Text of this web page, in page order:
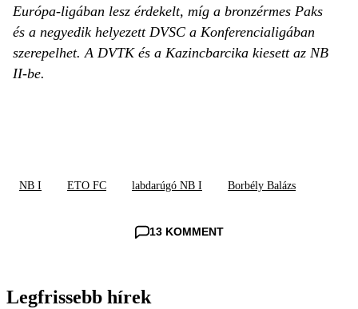
Európa-ligában lesz érdekelt, míg a bronzérmes Paks
és a negyedik helyezett DVSC a Konferencialigában
szerepelhet. A DVTK és a Kazincbarcika kiesett az NB
II-be.
NB I ETO FC labdarúgó NB I Borbély Balázs
13 KOMMENT
Legfrissebb hírek